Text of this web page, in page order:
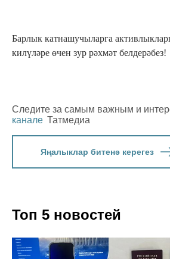
Барлык катнашучыларга
килүләре өчен зур рәхмәт белдерәбез!
Следите за самым важным и
канале Татмедиа
Яңалыклар битенә керегез
Топ 5 новостей